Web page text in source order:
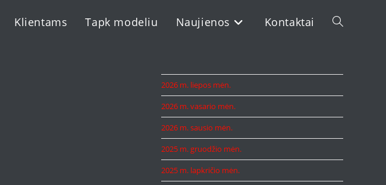
Klientams Tapk modeliu Naujienos Kontaktai Toggle
2026 m. liepos mėn.
2026 m. vasario mėn.
2026 m. sausio mėn.
2025 m. gruodžio mėn.
2025 m. lapkričio mėn.